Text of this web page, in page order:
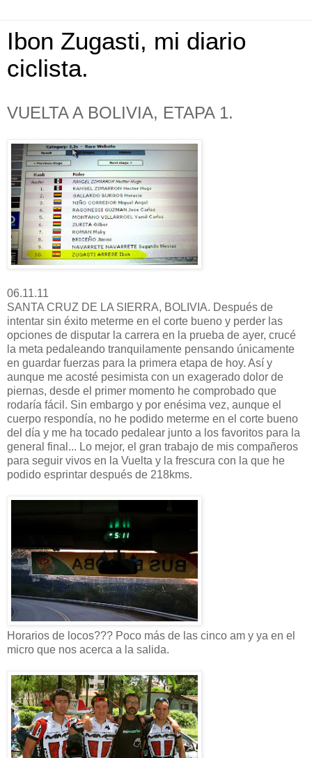
Ibon Zugasti, mi diario
ciclista.
VUELTA A BOLIVIA, ETAPA 1.
06.11.11
SANTA CRUZ DE LA SIERRA, BOLIVIA. Después de
intentar sin éxito meterme en el corte bueno y perder las
opciones de disputar la carrera en la prueba de ayer, crucé
la meta pedaleando tranquilamente pensando únicamente
en guardar fuerzas para la primera etapa de hoy. Así y
aunque me acosté pesimista con un exagerado dolor de
piernas, desde el primer momento he comprobado que
rodaría fácil. Sin embargo y por enésima vez, aunque el
cuerpo respondía, no he podido meterme en el corte bueno
del día y me ha tocado pedalear junto a los favoritos para la
general final... Lo mejor, el gran trabajo de mis compañeros
para seguir vivos en la Vuelta y la frescura con la que he
podido esprintar después de 218kms.
Horarios de locos??? Poco más de las cinco am y ya en el
micro que nos acerca a la salida.